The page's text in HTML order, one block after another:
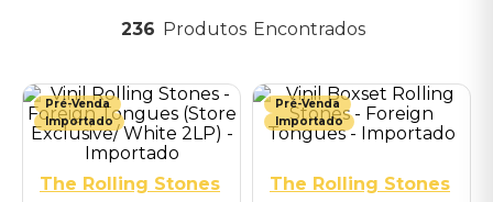
236 Produtos
Pré-Venda
Importado
The Rolling Stones
Pré-Venda
Importado
The Rolling Stones